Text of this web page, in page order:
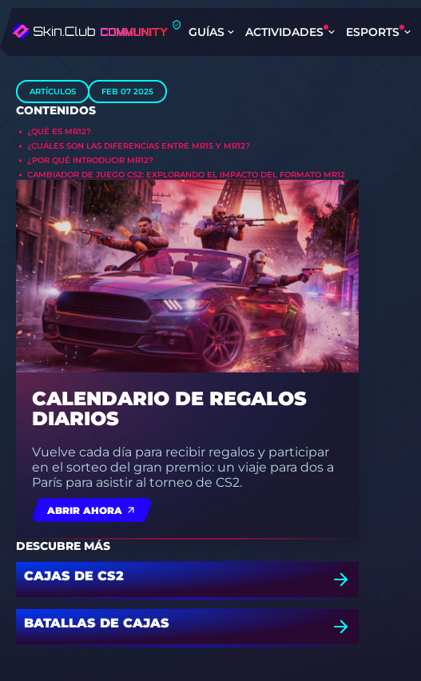
GUÍAS ACTIVIDADES ESPORTS
ARTÍCULOS FEB 07 2025
CONTENIDOS
¿QUÉ ES MR12?
¿CUÁLES SON LAS DIFERENCIAS ENTRE MR15 Y MR12?
¿POR QUÉ INTRODUCIR MR12?
CAMBIADOR DE JUEGO CS2: EXPLORANDO EL IMPACTO DEL FORMATO MR12
CALENDARIO DE REGALOS
DIARIOS
Vuelve cada día para recibir regalos y participar
en el sorteo del gran premio: un viaje para dos a
París para asistir al torneo de CS2.
ABRIR AHORA
DESCUBRE MÁS
CAJAS DE CS2
BATALLAS DE CAJAS